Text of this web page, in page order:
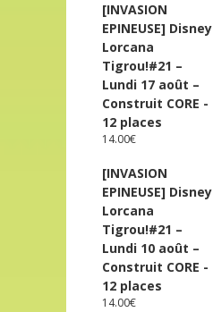
[INVASION
EPINEUSE] Disney
Lorcana
Tigrou!#21 –
Lundi 17 août –
Construit CORE -
12 places
14.00€
[INVASION
EPINEUSE] Disney
Lorcana
Tigrou!#21 –
Lundi 10 août –
Construit CORE -
12 places
14.00€